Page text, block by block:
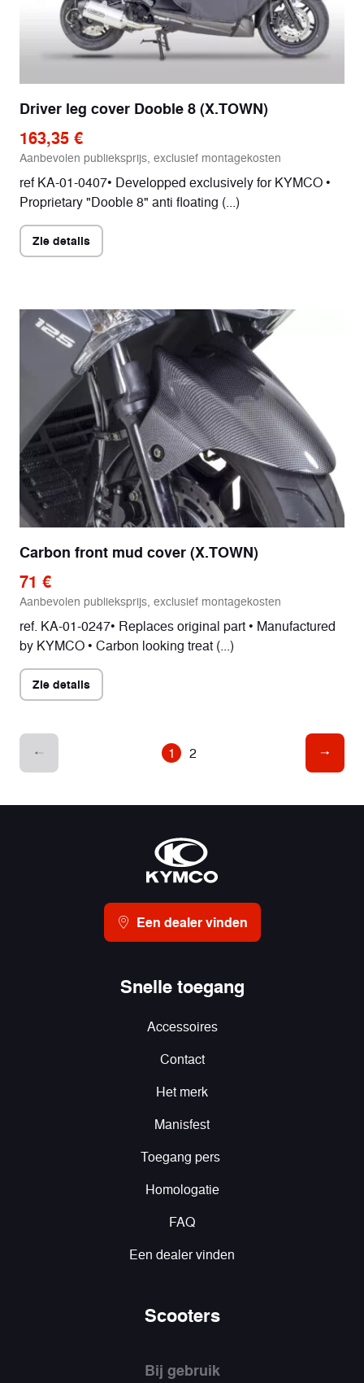
Driver leg cover Dooble 8 (X.TOWN)
163,35 €
Aanbevolen publieksprijs, exclusief montagekosten
ref KA-01-0407• Developped exclusively for KYMCO •
Proprietary "Dooble 8" anti floating (...)
Zie details
Carbon front mud cover (X.TOWN)
71 €
Aanbevolen publieksprijs, exclusief montagekosten
ref. KA-01-0247• Replaces original part • Manufactured
by KYMCO • Carbon looking treat (...)
Zie details
1 2
Een dealer vinden
Snelle toegang
Accessoires
Contact
Het merk
Manisfest
Toegang pers
Homologatie
FAQ
Een dealer vinden
Scooters
Bij gebruik